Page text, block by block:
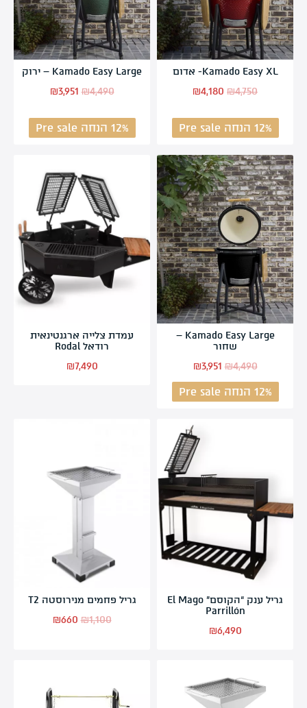
Kamado Easy XL- אדום
₪4,750
₪4,180
12% הנחה Pre sale
Kamado Easy Large – ירוק
₪4,490
₪3,951
12% הנחה Pre sale
Kamado Easy Large –
שחור
₪4,490
₪3,951
12% הנחה Pre sale
עמדת צלייה ארגנטינאית
רודאל Rodal
₪7,490
גריל ענק “הקוסם” El Mago
Parrillón‎
₪6,490
גריל פחמים מנירוסטה T2
₪1,100
₪660